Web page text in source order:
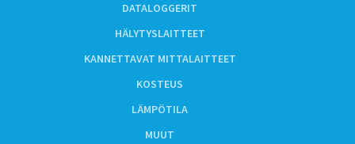
DATALOGGERIT
HÄLYTYSLAITTEET
KANNETTAVAT MITTALAITTEET
KOSTEUS
LÄMPÖTILA
MUUT